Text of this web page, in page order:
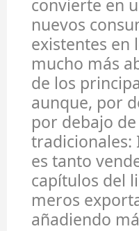
convierte en
nuevos
existentes en
mucho más
de los
aunque, por
por debajo
tradicionales:
es tanto
capítulos del
meros
añadiendo